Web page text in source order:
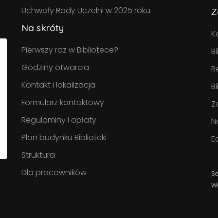
Uchwały Rady Uczelni w 2025 roku
Na skróty
Pierwszy raz w Bibliotece?
Godziny otwarcia
Kontakt i lokalizacja
Formularz kontaktowy
Regulaminy i opłaty
Plan budynku Biblioteki
Struktura
Dla pracowników